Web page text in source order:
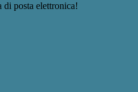
di posta elettronica!